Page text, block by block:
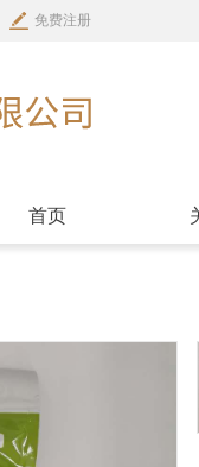
免费注册
首页